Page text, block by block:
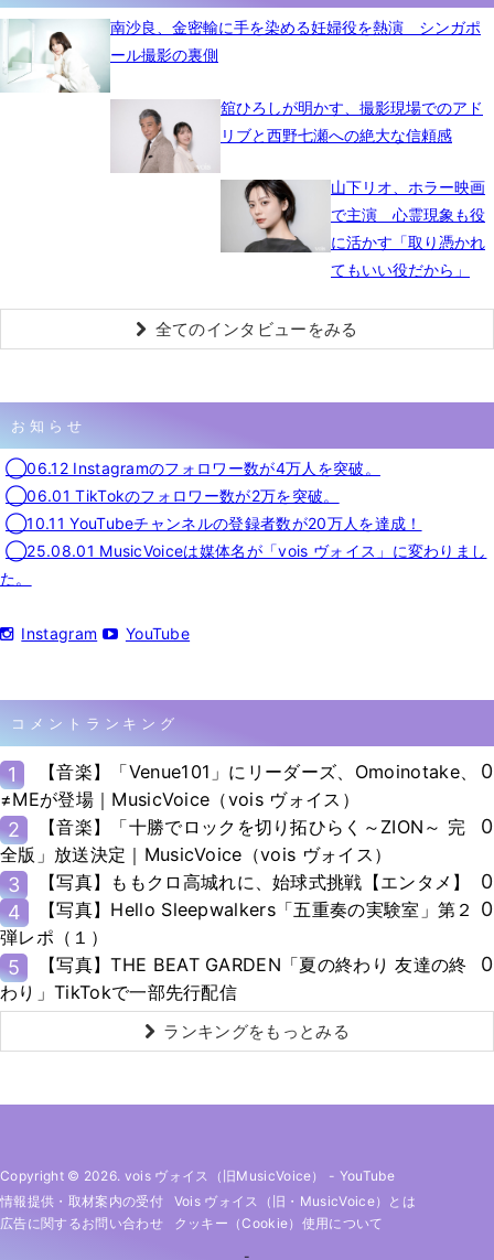
南沙良、金密輸に手を染める妊婦役を熱演 シンガポ
ール撮影の裏側
舘ひろしが明かす、撮影現場でのアド
リブと西野七瀬への絶大な信頼感
山下リオ、ホラー映画
で主演 心霊現象も役
に活かす「取り憑かれ
てもいい役だから」
全てのインタビューをみる
お知らせ
◯06.12 Instagramのフォロワー数が4万人を突破。
◯06.01 TikTokのフォロワー数が2万を突破。
◯10.11 YouTubeチャンネルの登録者数が20万人を達成！
◯25.08.01 MusicVoiceは媒体名が「vois ヴォイス」に変わりまし
た。
Instagram YouTube
コメントランキング
1
【音楽】「Venue101」にリーダーズ、Omoinotake、
≠MEが登場｜MusicVoice（vois ヴォイス）
0
2
【音楽】「十勝でロックを切り拓ひらく～ZION～ 完
全版」放送決定｜MusicVoice（vois ヴォイス）
0
3 【写真】ももクロ高城れに、始球式挑戦【エンタメ】
0
4
【写真】Hello Sleepwalkers「五重奏の実験室」第２
弾レポ（１）
0
5
【写真】THE BEAT GARDEN「夏の終わり 友達の終
わり」TikTokで一部先行配信
0
ランキングをもっとみる
Copyright © 2026. vois ヴォイス（旧MusicVoice） - YouTube
情報提供・取材案内の受付
Vois ヴォイス（旧・MusicVoice）とは
広告に関するお問い合わせ
クッキー（cookie）使用について
-